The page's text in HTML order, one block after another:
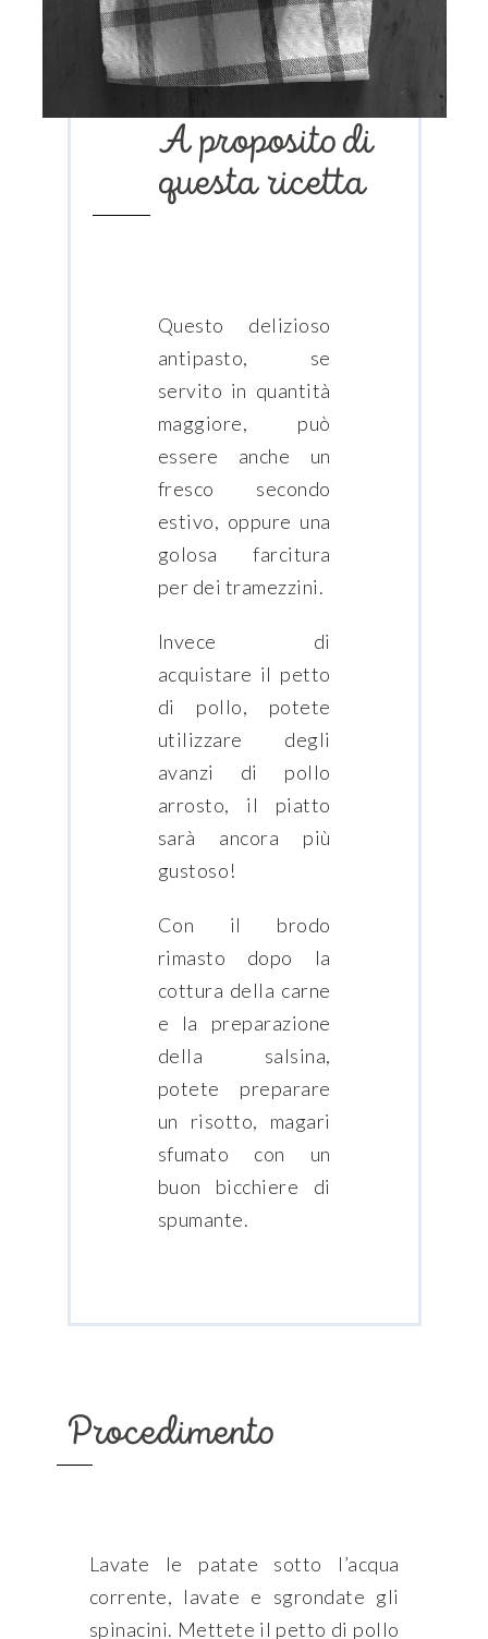
A proposito di
questa ricetta
Questo delizioso
antipasto, se
servito in quantità
maggiore, può
essere anche un
fresco secondo
estivo, oppure una
golosa farcitura
per dei tramezzini.
Invece di
acquistare il petto
di pollo, potete
utilizzare degli
avanzi di pollo
arrosto, il piatto
sarà ancora più
gustoso!
Con il brodo
rimasto dopo la
cottura della carne
e la preparazione
della salsina,
potete preparare
un risotto, magari
sfumato con un
buon bicchiere di
spumante.
Procedimento
Lavate le patate sotto l’acqua
corrente, lavate e sgrondate gli
spinacini. Mettete il petto di pollo